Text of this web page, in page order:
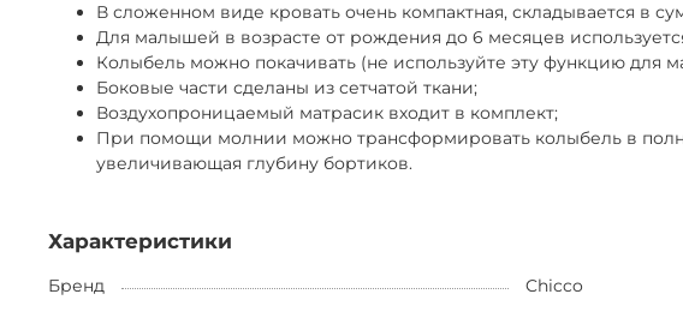
В сложенном виде кровать очень компактная, складывается в
Для малышей в возрасте от рождения до 6 месяцев
Колыбель можно покачивать (не используйте эту функцию для
Боковые части сделаны из сетчатой ткани;
Воздухопроницаемый матрасик входит в комплект;
При помощи молнии можно трансформировать колыбель в
увеличивающая глубину бортиков.
Характеристики
Бренд Chicco